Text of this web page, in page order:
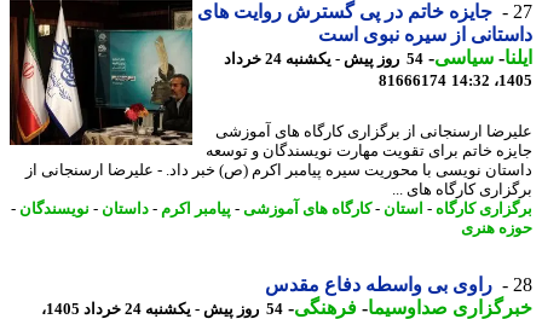
جایزه خاتم در پی گسترش روایت های
از سیره نبوی است
-سیاسی-
54 روز پیش - یکشنبه 24 خرداد
81666174
ارسنجانی از برگزاری کارگاه های آموزشی
خاتم برای تقویت مهارت نویسندگان و توسعه
نویسی با محوریت سیره پیامبر اکرم (ص) خبر داد. - علیرضا ارسنجانی از
کارگاه های ...
کارگاه-استان-کارگاه های آموزشی -پیامبر اکرم -داستان-نویسندگان-
هنری
راوی بی واسطه دفاع مقدس
صداوسیما-فرهنگی-
54 روز پیش - یکشنبه 24 خرداد 1405،